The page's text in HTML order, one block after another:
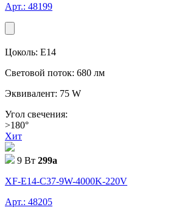
Арт.: 48199
Цоколь: E14
Световой поток: 680 лм
Эквивалент: 75 W
Угол свечения:
>180°
Хит
9 Вт 299a
XF-E14-C37-9W-4000K-220V
Арт.: 48205